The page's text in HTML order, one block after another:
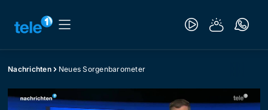
Nachrichten Neues Sorgenbarometer